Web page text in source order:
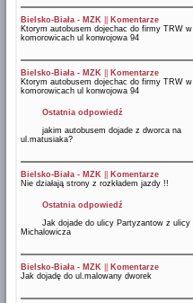
Bielsko-Biała - MZK
Komentarze
Ktorym autobusem dojechac do firmy TRW w
komorowicach ul konwojowa 94
Bielsko-Biała - MZK
Komentarze
Ktorym autobusem dojechac do firmy TRW w
komorowicach ul konwojowa 94
Ostatnia odpowiedź
jakim autobusem dojade z dworca na
ul.matusiaka?
Bielsko-Biała - MZK
Komentarze
Nie działają strony z rozkładem jazdy !!
Ostatnia odpowiedź
Jak dojade do ulicy Partyzantow z ulicy
Michalowicza
Bielsko-Biała - MZK
Komentarze
Jak dojadę do ul.malowany dworek